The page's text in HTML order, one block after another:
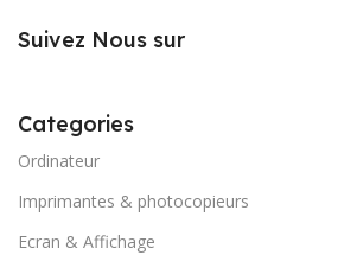
Suivez Nous sur
Categories
Ordinateur
Imprimantes & photocopieurs
Ecran & Affichage